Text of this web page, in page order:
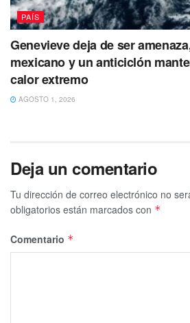
PAÍS
Genevieve deja de ser
mexicano y un anticiclón
calor extremo
AGOSTO 1, 2026
Deja un comentario
Tu dirección de correo electrónico no
obligatorios están marcados con *
Comentario *